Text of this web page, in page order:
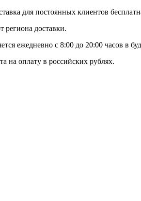
для постоянных клиентов
региона доставки.
ежедневно с 8:00 до 20:00 часов в
на оплату в российских рублях.